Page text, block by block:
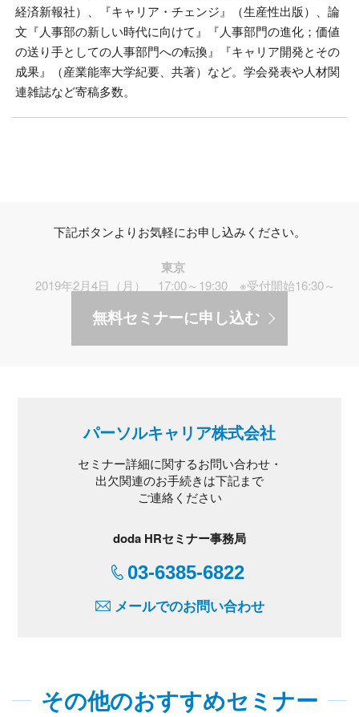
経済新報社）、『キャリア・チェンジ』（生産性出版）、論
文『人事部の新しい時代に向けて』『人事部門の進化；価値
の送り手としての人事部門への転換』『キャリア開発とその
成果』（産業能率大学紀要、共著）など。学会発表や人材関
連雑誌など寄稿多数。
下記ボタンよりお気軽にお申し込みください。
東京
2019年2月4日（月） 17:00～19:30 ※受付開始16:30～
無料セミナーに申し込む
パーソルキャリア株式会社
セミナー詳細に関するお問い合わせ・
出欠関連のお手続きは下記まで
ご連絡ください
doda HRセミナー事務局
03-6385-6822
メールでのお問い合わせ
その他のおすすめセミナー